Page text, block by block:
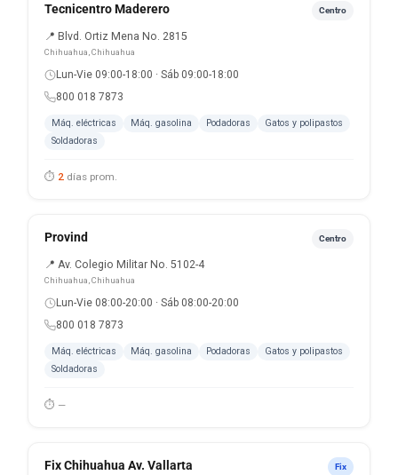
Tecnicentro Maderero Centro
📍 Blvd. Ortiz Mena No. 2815
Chihuahua, Chihuahua
Lun-Vie 09:00-18:00 · Sáb 09:00-18:00
800 018 7873
Máq. eléctricas Máq. gasolina Podadoras
Gatos y polipastos
Soldadoras
⏱ 2 días prom.
Provind Centro
📍 Av. Colegio Militar No. 5102-4
Chihuahua, Chihuahua
Lun-Vie 08:00-20:00 · Sáb 08:00-20:00
800 018 7873
Máq. eléctricas Máq. gasolina Podadoras
Gatos y polipastos
Soldadoras
⏱ —
Fix Chihuahua Av. Vallarta Fix